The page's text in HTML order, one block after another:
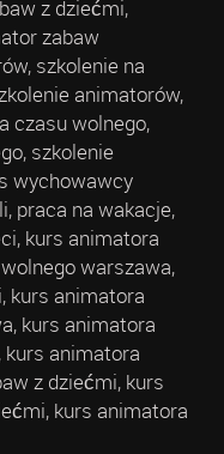
z dziećmi,
zabaw
szkolenie na
animatorów,
czasu wolnego,
szkolenie
wychowawcy
praca na wakacje,
kurs animatora
warszawa,
kurs animatora
kurs animatora
animatora
z dziećmi, kurs
kurs animatora